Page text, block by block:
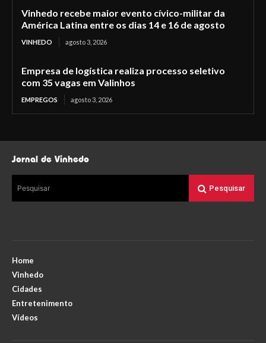
Vinhedo recebe maior evento cívico-militar da
América Latina entre os dias 14 e 16 de agosto
VINHEDO agosto 3, 2026
Empresa de logística realiza processo seletivo
com 35 vagas em Valinhos
EMPREGOS agosto 3, 2026
Jornal de Vinhedo
Pesquisar Pesquisar
Home
Vinhedo
Cidades
Entretenimento
Vídeos